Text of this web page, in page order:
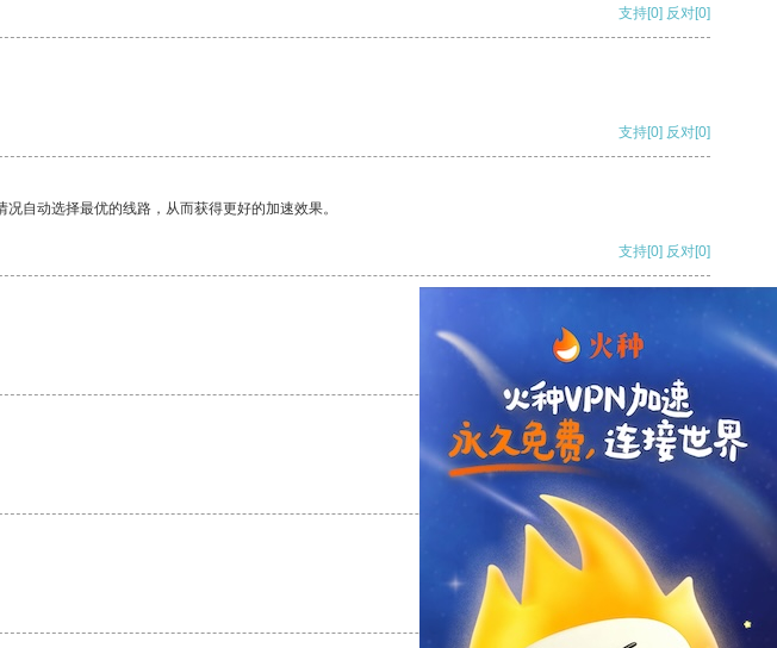
支持[0] 反对[0]
支持[0] 反对[0]
自动选择最优的线路，从而获得更好的加速效果。
支持[0] 反对[0]
反对
反对[0]